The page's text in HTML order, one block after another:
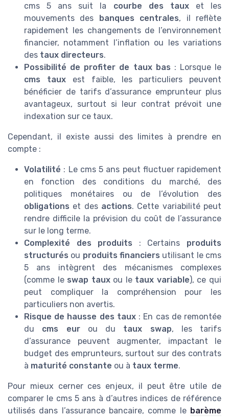
cms 5 ans suit la courbe des tauxet les
mouvements des banques centrales, il reflète
rapidement les changements de l’environnement
financier, notamment l’inflation ou les variations
des taux directeurs.
Possibilité de profiter de taux bas : Lorsque le
cms tauxest faible, les particuliers peuvent
bénéficier de tarifs d’assurance emprunteur plus
avantageux, surtout si leur contrat prévoit une
indexation sur ce taux.
Cependant, il existe aussi des limites à prendre en
compte :
Volatilité : Le cms 5 ans peut fluctuer rapidement
en fonction des conditions du marché, des
politiques monétaires ou de l’évolution des
obligations et des actions. Cette variabilité peut
rendre difficile la prévision du coût de l’assurance
sur le long terme.
Complexité des produits : Certains produits
structurés ou produits financiers utilisant le cms
5 ans intègrent des mécanismes complexes
(comme le swap tauxou le taux variable), ce qui
peut compliquer la compréhension pour les
particuliers non avertis.
Risque de hausse des taux: En cas de remontée
du cms eurou du taux swap, les tarifs
d’assurance peuvent augmenter, impactant le
budget des emprunteurs, surtout sur des contrats
à maturité constante ou à taux terme.
Pour mieux cerner ces enjeux, il peut être utile de
comparer le cms 5 ans à d’autres indices de référence
utilisés dans l’assurance bancaire, comme le barème